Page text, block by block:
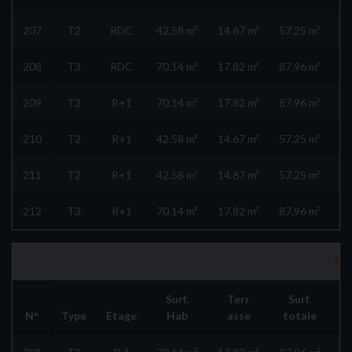
207 T2 RDC 42.58 m² 14.67 m² 57.25 m²
208 T3 RDC 70.14 m² 17.82 m² 87.96 m²
209 T3 R+1 70.14 m² 17.82 m² 87.96 m²
210 T2 R+1 42.58 m² 14.67 m² 57.25 m²
211 T2 R+1 42.58 m² 14.67 m² 57.25 m²
212 T3 R+1 70.14 m² 17.82 m² 87.96 m²
N° Type Etage
Surf.
Hab
Terr
asse
Surf.
totale